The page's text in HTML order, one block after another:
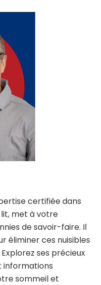
certifiée dans
lit, met à votre
de savoir-faire. Il
éliminer ces nuisibles
ses précieux
informations
sommeil et